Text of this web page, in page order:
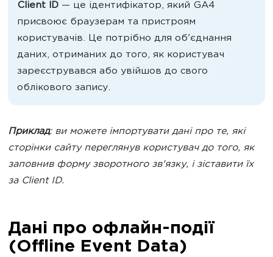
Client ID — це ідентифікатор, який GA4
присвоює браузерам та пристроям
користувачів. Це потрібно для об'єднання
даних, отриманих до того, як користувач
зареєструвався або увійшов до свого
облікового запису.
Приклад: ви можете імпортувати дані про те, які
сторінки сайту переглянув користувач до того, як
заповнив форму зворотного зв'язку, і зіставити їх
за Client ID.
Дані про офлайн-події
(Offline Event Data)